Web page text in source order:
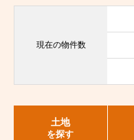
現在の物件数
土地
を探す